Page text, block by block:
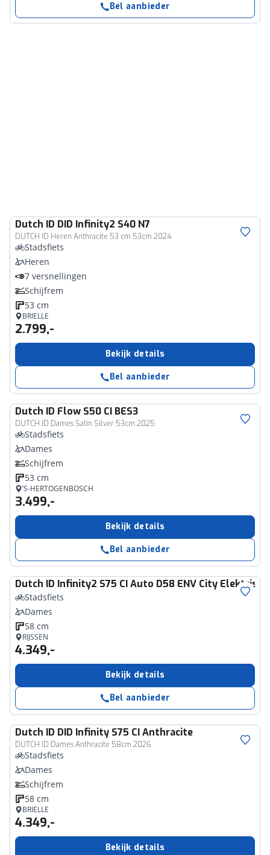
Bel aanbieder
Dutch ID DID Infinity2 S40 N7
DUTCH ID Heren Anthracite 53 cm 53cm 2024
Stadsfiets
Heren
7 versnellingen
Schijfrem
53 cm
BRIELLE
2.799,-
Bekijk details
Bel aanbieder
Dutch ID Flow S50 CI BES3
DUTCH ID Dames Satin Silver 53cm 2025
Stadsfiets
Dames
Schijfrem
53 cm
’S-HERTOGENBOSCH
3.499,-
Bekijk details
Bel aanbieder
Dutch ID Infinity2 S75 CI Auto D58 ENV City
Stadsfiets
Dames
58 cm
RIJSSEN
4.349,-
Bekijk details
Bel aanbieder
Dutch ID DID Infinity S75 CI Anthracite
DUTCH ID Dames Anthracite 58cm 2026
Stadsfiets
Dames
Schijfrem
58 cm
BRIELLE
4.349,-
Bekijk details